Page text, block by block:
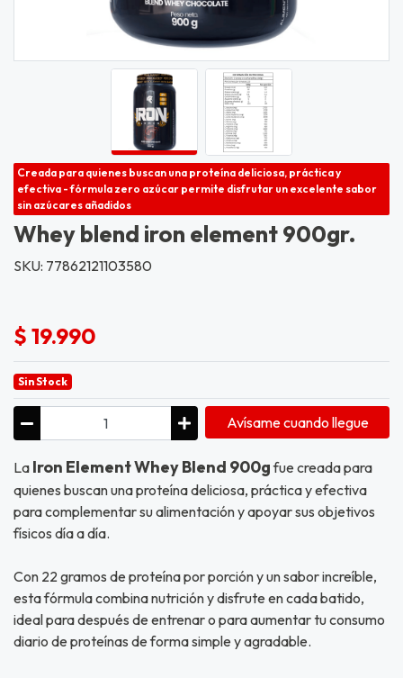
Creada para quienes buscan una proteína deliciosa, práctica y
efectiva - fórmula zero azúcar permite disfrutar un excelente sabor
sin azúcares añadidos
Whey blend iron element 900gr.
SKU: 77862121103580
$ 19.990
Sin Stock
Avísame cuando llegue
La Iron Element Whey Blend 900gfue creada para
quienes buscan una proteína deliciosa, práctica y efectiva
para complementar su alimentación y apoyar sus objetivos
físicos día a día.
Con 22 gramos de proteína por porción y un sabor increíble,
esta fórmula combina nutrición y disfrute en cada batido,
ideal para después de entrenar o para aumentar tu consumo
diario de proteínas de forma simple y agradable.